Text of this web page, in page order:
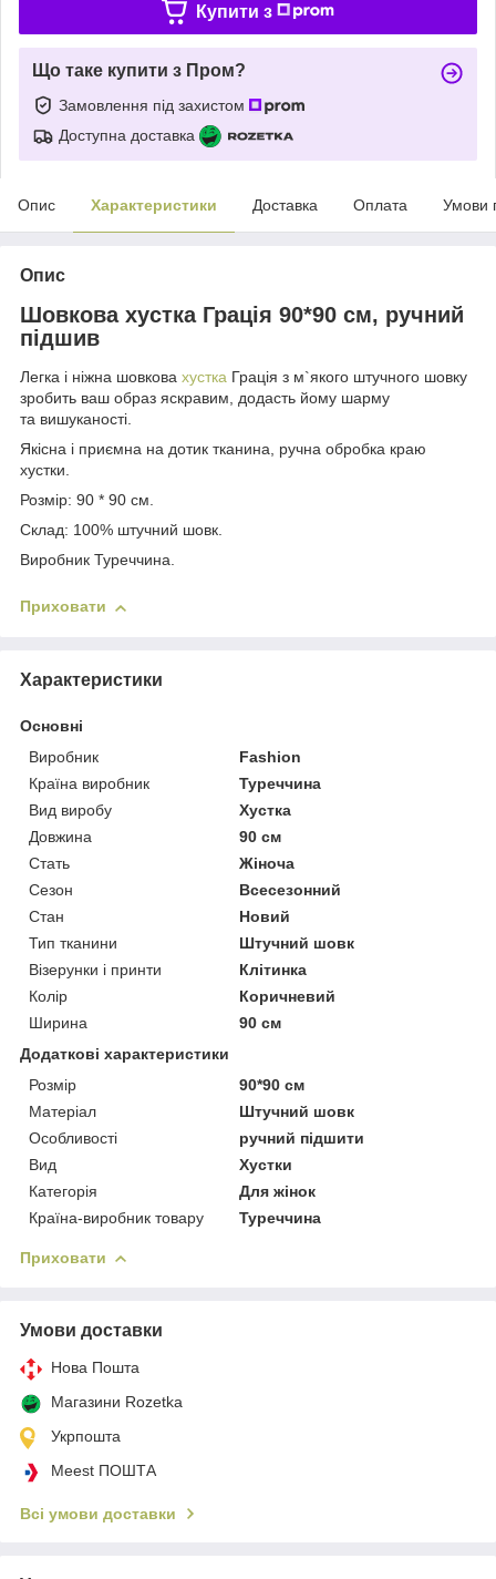
Купити з
Що таке купити з Пром?
Замовлення під захистом
Доступна доставка
Опис Характеристики Доставка Оплата Умови
Опис
Шовкова хустка Грація 90*90 см, ручний
підшив
Легка і ніжна шовкова хустка Грація з м`якого штучного шовку
зробить ваш образ яскравим, додасть йому шарму
та вишуканості.
Якісна і приємна на дотик тканина, ручна обробка краю
хустки.
Розмір: 90 * 90 см.
Склад: 100% штучний шовк.
Виробник Туреччина.
Приховати
Характеристики
Основні
Виробник
Fashion
Країна виробник
Туреччина
Вид виробу
Хустка
Довжина
90 см
Стать
Жіноча
Сезон
Всесезонний
Стан
Новий
Тип тканини
Штучний шовк
Візерунки і принти
Клітинка
Колір
Коричневий
Ширина
90 см
Додаткові характеристики
Розмір
90*90 см
Матеріал
Штучний шовк
Особливості
ручний підшити
Вид
Хустки
Категорія
Для жінок
Країна-виробник товару
Туреччина
Приховати
Умови доставки
Нова Пошта
Магазини Rozetka
Укрпошта
Meest ПОШТА
Всі умови доставки